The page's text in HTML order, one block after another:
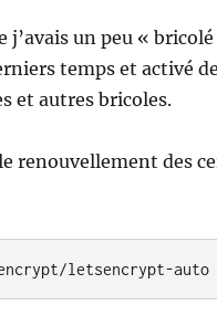
j’avais un peu «
temps et activé de
et autres bricoles.
renouvellement des
letsencrypt-auto